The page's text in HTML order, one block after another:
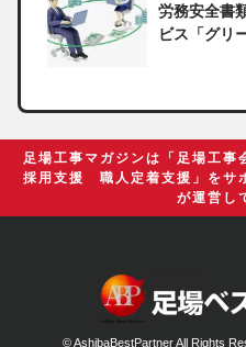
労務安全書
ビス「グリ
届いたらど
足場工事マガジンは「足場工事
採用支援 職人定着支援」をサ
が運営し
© AshibaBestPartner All Rights